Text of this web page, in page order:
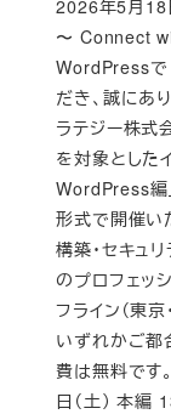
〜 Connect
WordPressで
だき、誠にあ
ラテジー株式
を対象とした
WordPress編
形式で開催い
構築・セキュ
のプロフェッ
フライン（東京
いずれかご都
費は無料です
日（土） 本
Published
2026年5月18